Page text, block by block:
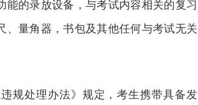
的录放设备，与考试内容相关的复习
量角器，书包及其他任何与考试无关
规处理办法》规定，考生携带具备发